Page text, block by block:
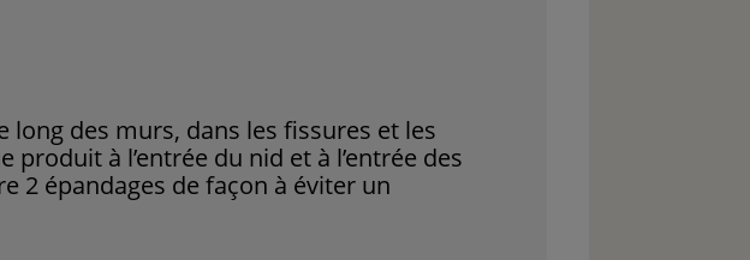
des murs, dans les fissures et les
à l’entrée du nid et à l’entrée des
2 épandages de façon à éviter un